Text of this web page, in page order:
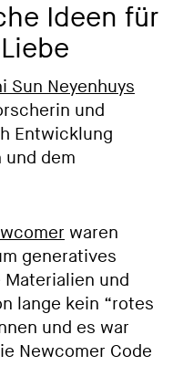
Ideen für
Sun Neyenhuys
und
Entwicklung
dem
waren
generatives
Materialien und
lange kein “rotes
und es war
Newcomer Code